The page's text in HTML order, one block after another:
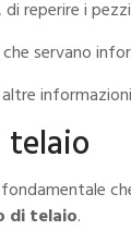
reperire i
servano
altre
telaio
di telaio.